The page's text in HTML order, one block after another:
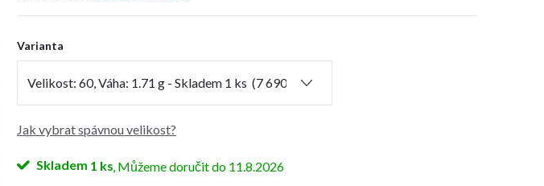
Varianta
Jak vybrat spávnou velikost?
Skladem 1 ks 11.8.2026